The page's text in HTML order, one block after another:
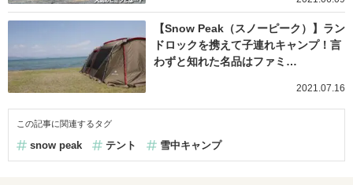
【Snow Peak（スノーピーク）】ラン
ドロックを携えて子連れキャンプ！言
わずと知れた名品はファミ…
2021.07.16
この記事に関連するタグ
snow peak テント 雪中キャンプ